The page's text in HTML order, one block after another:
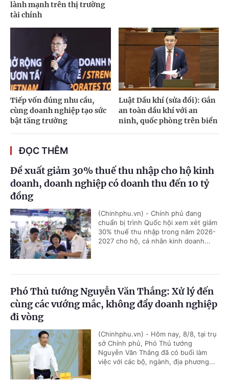
lành mạnh trên thị trường
tài chính
Tiếp vốn đúng nhu cầu,
cùng doanh nghiệp tạo sức
bật tăng trưởng
Luật Dầu khí (sửa đổi): Gắn
an toàn dầu khí với an
ninh, quốc phòng trên biển
ĐỌC THÊM
Đề xuất giảm 30% thuế thu nhập cho hộ kinh
doanh, doanh nghiệp có doanh thu đến 10 tỷ
đồng
(Chinhphu.vn) - Chính phủ đang
chuẩn bị trình Quốc hội xem xét giảm
30% thuế thu nhập trong năm 2026-
2027 cho hộ, cá nhân kinh doanh...
Phó Thủ tướng Nguyễn Văn Thắng: Xử lý đến
cùng các vướng mắc, không đẩy doanh nghiệp
đi vòng
(Chinhphu.vn) - Hôm nay, 8/8, tại trụ
sở Chính phủ, Phó Thủ tướng
Nguyễn Văn Thắng đã có buổi làm
việc với các bộ, ngành, địa phương...